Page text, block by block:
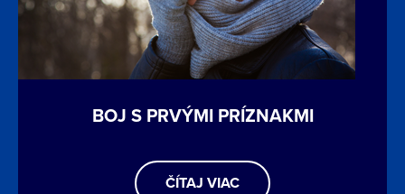
BOJ S PRVÝMI PRÍZNAKMI
ČÍTAJ VIAC